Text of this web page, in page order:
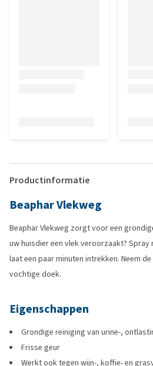
Productinformatie
Beaphar Vlekweg
Beaphar Vlekweg zorgt voor een
uw huisdier een vlek veroorzaakt? Spray
laat een paar minuten intrekken. Neem
vochtige doek.
Eigenschappen
Grondige reiniging van urine-,
Frisse geur
Werkt ook tegen wijn-, koffie- en